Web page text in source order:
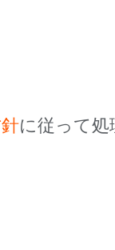
に従って処